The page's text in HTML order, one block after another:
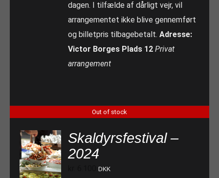
dagen. I tilfælde af dårligt vejr, vil
arrangementet ikke blive gennemført
og billetpris tilbagebetalt.Adresse:
Victor Borges Plads 12 Privat
arrangement
Out of stock
Skaldyrsfestival –
2024
DKK